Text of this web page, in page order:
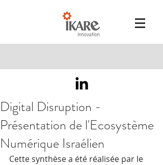
Digital Disruption -
Présentation de l'Ecosystème
Numérique Israélien
Cette synthèse a été réalisée par le